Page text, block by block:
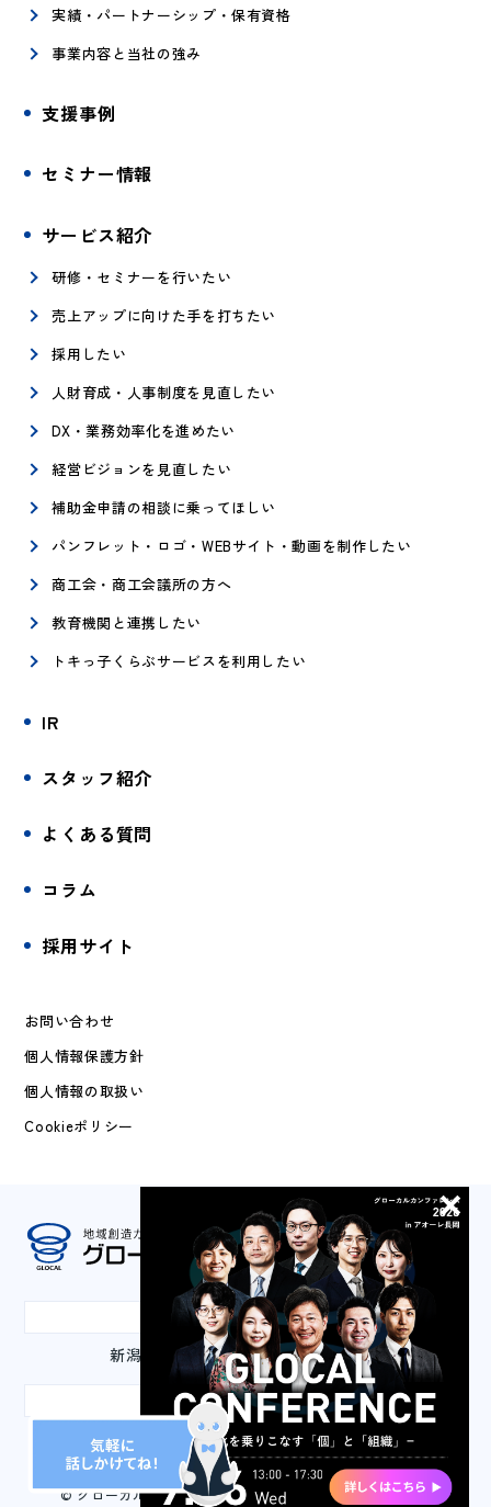
実績・パートナーシップ・保有資格
事業内容と当社の強み
支援事例
セミナー情報
サービス紹介
研修・セミナーを行いたい
売上アップに向けた手を打ちたい
採用したい
人財育成・人事制度を見直したい
DX・業務効率化を進めたい
経営ビジョンを見直したい
補助金申請の相談に乗ってほしい
パンフレット・ロゴ・WEBサイト・動画を制作したい
商工会・商工会議所の方へ
教育機関と連携したい
トキっ子くらぶサービスを利用したい
IR
スタッフ紹介
よくある質問
コラム
採用サイト
お問い合わせ
個人情報保護方針
個人情報の取扱い
Cookieポリシー
本社
新潟県長岡市城内町3-2-1 山嘉ビル3F
東京事務所
東京都千代田区丸の内3-2-2 丸の内二重橋ビル2F
© グローカルマーケティング株式会社 All Rights Reserved.